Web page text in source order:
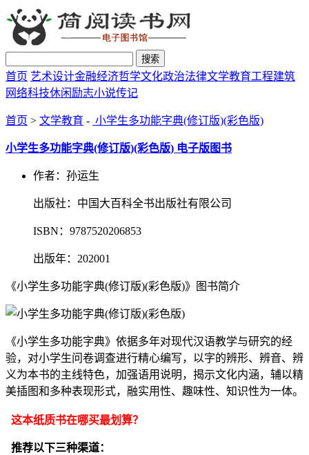
搜索
首页 艺术设计金融经济哲学文化政治法律文学教育工程建筑
网络科技休闲励志小说传记
首页 > 文学教育 - 小学生多功能字典(修订版)(彩色版)
小学生多功能字典(修订版)(彩色版) 电子版图书
作者：孙运生
出版社：中国大百科全书出版社有限公司
ISBN：9787520206853
出版年：202001
《小学生多功能字典(修订版)(彩色版)》图书简介
《小学生多功能字典》依据多年对现代汉语教学与研究的经
验，对小学生问卷调查进行精心编写，以字的辨形、辨音、辨
义为本书的主线特色，加强语用说明，揭示文化内涵，辅以精
美插图和多种表现形式，融实用性、趣味性、知识性为一体。
这本纸质书在哪买最划算？
推荐以下三种渠道：